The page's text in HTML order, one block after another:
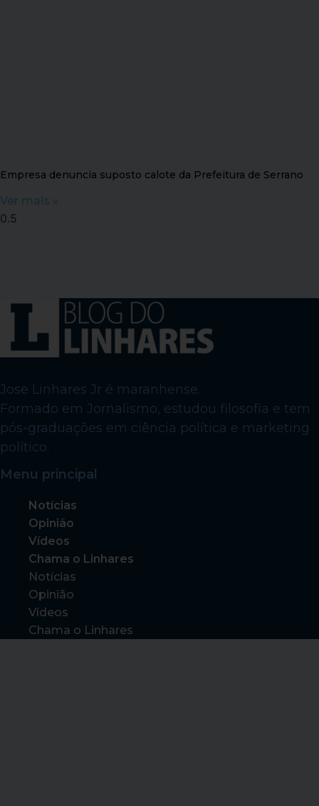
Empresa denuncia suposto calote da Prefeitura de Serrano
Ver mais »
Jose Linhares Jr é maranhense.
Formado em Jornalismo, estudou filosofia e tem
pós-graduações em ciência política e marketing
político.
Menu principal
Notícias
Opinião
Vídeos
Chama o Linhares
Notícias
Opinião
Vídeos
Chama o Linhares